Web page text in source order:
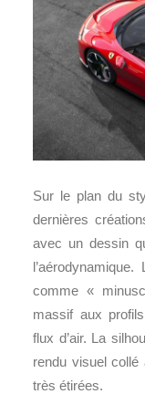
Sur le plan du
dernières
avec un dessin
l’aérodynamique.
comme «
massif aux
flux d’air. La
rendu visuel
très étirées.